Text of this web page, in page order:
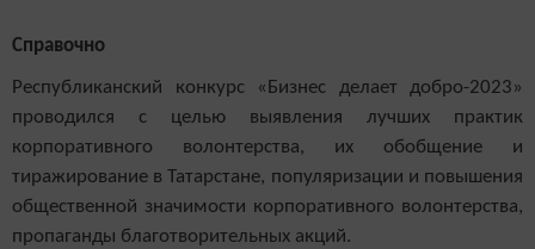
Справочно
Республиканский конкурс «Бизнес делает добро-2023»
проводился с целью выявления лучших практик
корпоративного волонтерства, их обобщение и
тиражирование в Татарстане, популяризации и повышения
общественной значимости корпоративного волонтерства,
пропаганды благотворительных акций.